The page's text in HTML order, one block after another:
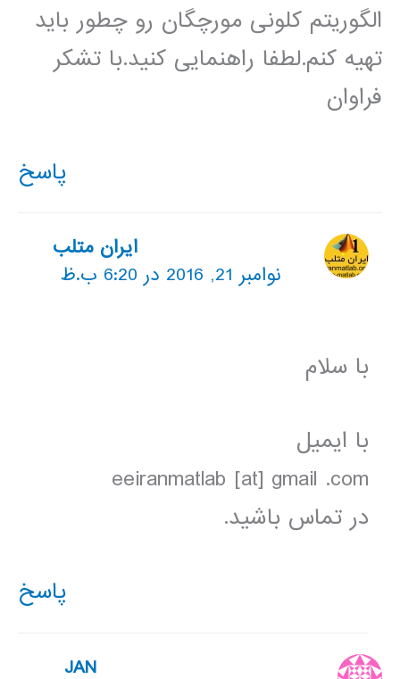
الگوریتم کلونی مورچگان رو چطور باید
تهیه کنم.لطفا راهنمایی کنید.با تشکر
فراوان
پاسخ
ایران متلب
نوامبر 21, 2016 در 6:20 ب.ظ
با سلام
با ایمیل
eeiranmatlab [at] gmail .com
در تماس باشید.
پاسخ
JAN